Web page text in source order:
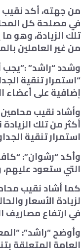
من جهته، أكد نقيب
في مصلحة كل
تلك الزيادة، وهو
من غير العاملين
وشدد “راشد” :”يجب
“استمرار تنقية
إضافية على أعضاء
وأشاد نقيب
أكثر من تلك
استمرار تنقية
وأكد “رشوان”:
التي ستعود
كما أشاد نقيب
لزيادة الأسعار
في ارتفاع مصاريف
وأوضح “راشد”:
العامة المتعلقة